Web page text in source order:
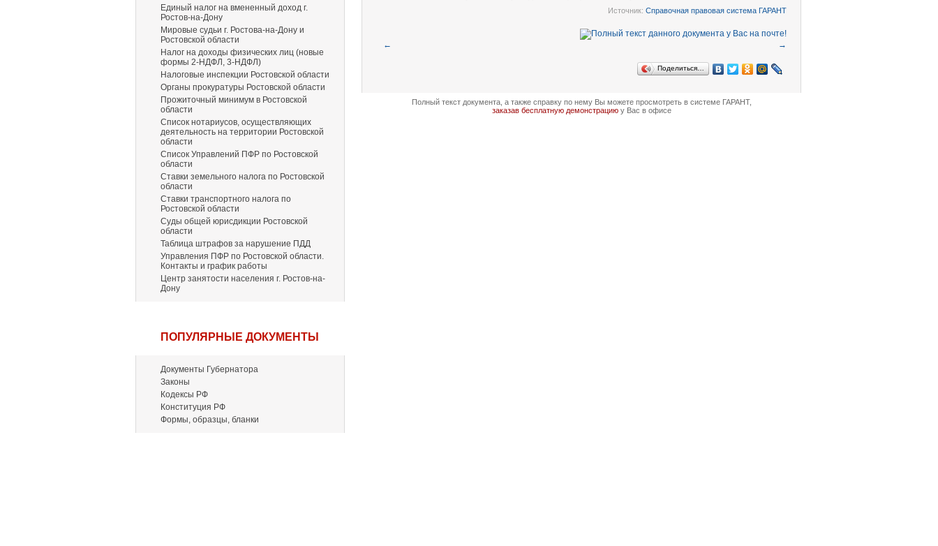
Единый налог на вмененный доход г.
Ростов-на-Дону
Мировые судьи г. Ростова-на-Дону и
Ростовской области
Налог на доходы физических лиц (новые
формы 2-НДФЛ, 3-НДФЛ)
Налоговые инспекции Ростовской области
Органы прокуратуры Ростовской области
Прожиточный минимум в Ростовской
области
Список нотариусов, осуществляющих
деятельность на территории Ростовской
области
Список Управлений ПФР по Ростовской
области
Ставки земельного налога по Ростовской
области
Ставки транспортного налога по
Ростовской области
Суды общей юрисдикции Ростовской
области
Таблица штрафов за нарушение ПДД
Управления ПФР по Ростовской области.
Контакты и график работы
Центр занятости населения г. Ростов-на-
Дону
ПОПУЛЯРНЫЕ ДОКУМЕНТЫ
Документы Губернатора
Законы
Кодексы РФ
Конституция РФ
Формы, образцы, бланки
Источник: Справочная правовая система ГАРАНТ
← →
Поделиться…
Полный текст документа, а также справку по нему Вы можете просмотреть в системе ГАРАНТ,
заказав бесплатную демонстрациюу Вас в офисе